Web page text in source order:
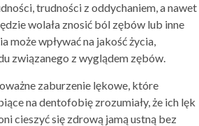
trudności z oddychaniem, a nawet
wolała znosić ból zębów lub inne
wpływać na jakość życia,
związanego z wyglądem zębów.
zaburzenie lękowe, które
na dentofobię zrozumiały, że ich lęk
cieszyć się zdrową jamą ustną bez